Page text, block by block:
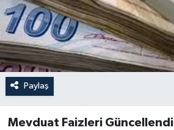
Paylaş
Mevduat Faizleri Güncellendi